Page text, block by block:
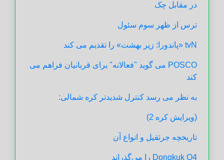
در مقابل چک
ترس از ظهر سوم سئول
tvN «پاندورا: زیر بهشت» را تقدیم می کند
POSCO می گوید "فعالانه" برای قربانیان فراهم می
کند
به نظر می رسد کنترل شدیدتر کره شمالی:
(ویرایش کره 2)
تاریخچه جرثقیل و انواع آن
Dongkuk Q4 را می‌گذراند